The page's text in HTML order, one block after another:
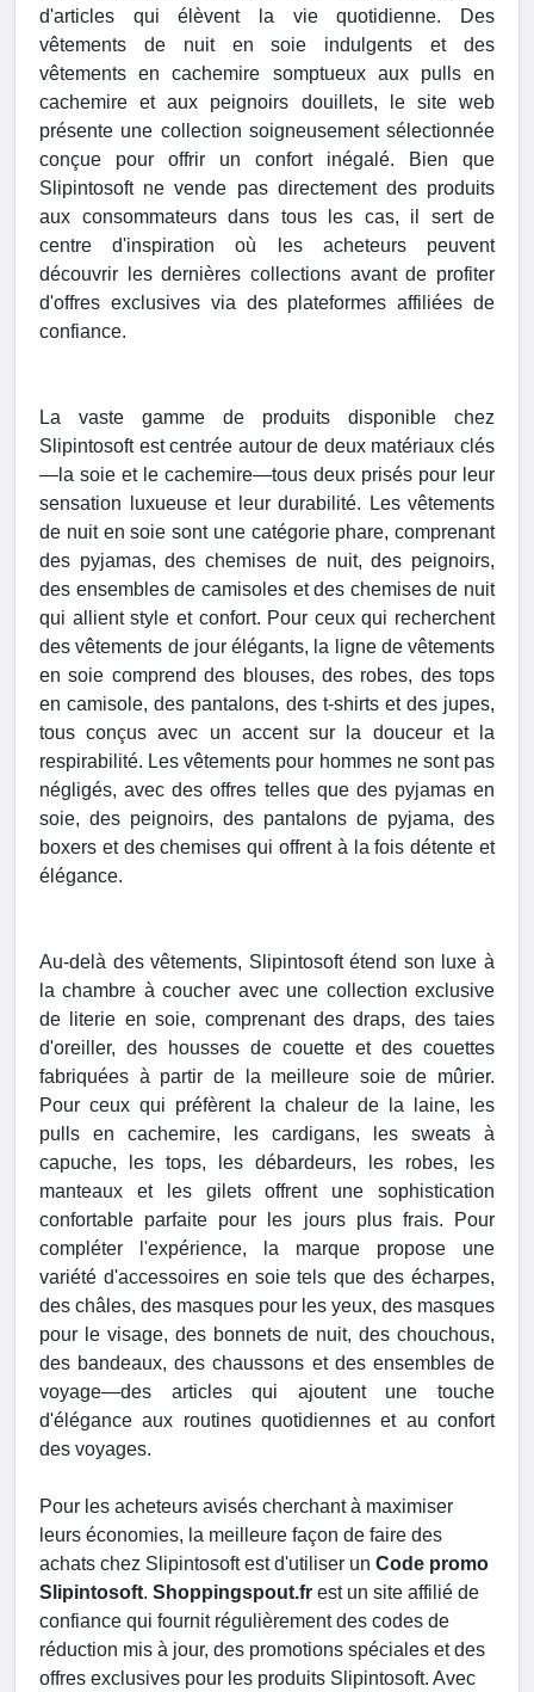
d'articles qui élèvent la vie quotidienne. Des
vêtements de nuit en soie indulgents et des
vêtements en cachemire somptueux aux pulls en
cachemire et aux peignoirs douillets, le site web
présente une collection soigneusement sélectionnée
conçue pour offrir un confort inégalé. Bien que
Slipintosoft ne vende pas directement des produits
aux consommateurs dans tous les cas, il sert de
centre d'inspiration où les acheteurs peuvent
découvrir les dernières collections avant de profiter
d'offres exclusives via des plateformes affiliées de
confiance.
La vaste gamme de produits disponible chez
Slipintosoft est centrée autour de deux matériaux clés
—la soie et le cachemire—tous deux prisés pour leur
sensation luxueuse et leur durabilité. Les vêtements
de nuit en soie sont une catégorie phare, comprenant
des pyjamas, des chemises de nuit, des peignoirs,
des ensembles de camisoles et des chemises de nuit
qui allient style et confort. Pour ceux qui recherchent
des vêtements de jour élégants, la ligne de vêtements
en soie comprend des blouses, des robes, des tops
en camisole, des pantalons, des t-shirts et des jupes,
tous conçus avec un accent sur la douceur et la
respirabilité. Les vêtements pour hommes ne sont pas
négligés, avec des offres telles que des pyjamas en
soie, des peignoirs, des pantalons de pyjama, des
boxers et des chemises qui offrent à la fois détente et
élégance.
Au-delà des vêtements, Slipintosoft étend son luxe à
la chambre à coucher avec une collection exclusive
de literie en soie, comprenant des draps, des taies
d'oreiller, des housses de couette et des couettes
fabriquées à partir de la meilleure soie de mûrier.
Pour ceux qui préfèrent la chaleur de la laine, les
pulls en cachemire, les cardigans, les sweats à
capuche, les tops, les débardeurs, les robes, les
manteaux et les gilets offrent une sophistication
confortable parfaite pour les jours plus frais. Pour
compléter l'expérience, la marque propose une
variété d'accessoires en soie tels que des écharpes,
des châles, des masques pour les yeux, des masques
pour le visage, des bonnets de nuit, des chouchous,
des bandeaux, des chaussons et des ensembles de
voyage—des articles qui ajoutent une touche
d'élégance aux routines quotidiennes et au confort
des voyages.
Pour les acheteurs avisés cherchant à maximiser
leurs économies, la meilleure façon de faire des
achats chez Slipintosoft est d'utiliser un Code promo
Slipintosoft. Shoppingspout.fr est un site affilié de
confiance qui fournit régulièrement des codes de
réduction mis à jour, des promotions spéciales et des
offres exclusives pour les produits Slipintosoft. Avec